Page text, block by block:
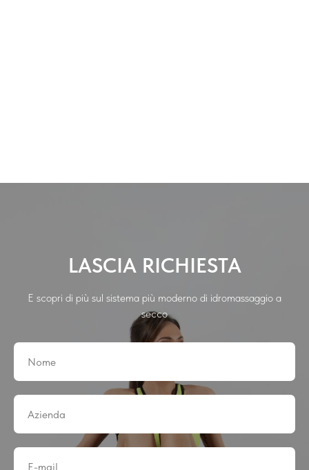
LASCIA RICHIESTA
E scopri di più sul sistema più moderno di idromassaggio a
secco